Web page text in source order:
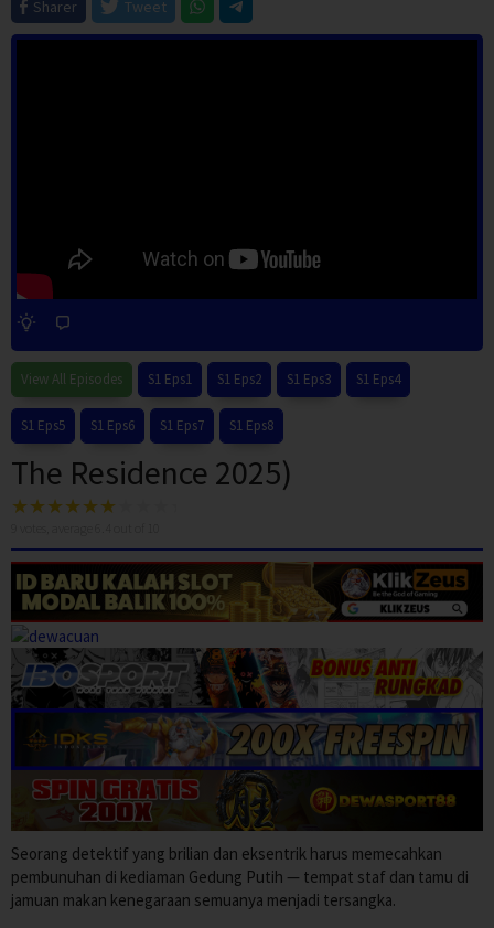
Sharer
Tweet
View All Episodes S1 Eps1 S1 Eps2 S1 Eps3 S1 Eps4
S1 Eps5 S1 Eps6 S1 Eps7 S1 Eps8
The Residence 2025)
Seorang detektif yang brilian dan eksentrik harus memecahkan
pembunuhan di kediaman Gedung Putih — tempat staf dan tamu di
jamuan makan kenegaraan semuanya menjadi tersangka.